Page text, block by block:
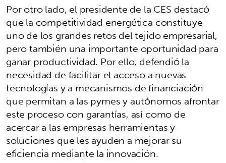
Por otro lado, el presidente de la CES destacó
que la competitividad energética constituye
uno de los grandes retos del tejido empresarial,
pero también una importante oportunidad para
ganar productividad. Por ello, defendió la
necesidad de facilitar el acceso a nuevas
tecnologías y a mecanismos de financiación
que permitan a las pymes y autónomos afrontar
este proceso con garantías, así como de
acercar a las empresas herramientas y
soluciones que les ayuden a mejorar su
eficiencia mediante la innovación.